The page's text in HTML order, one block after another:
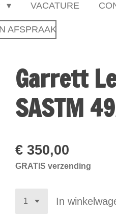
VACATURE
AFSPRAAK
Garrett
SASTM
€ 350,00
GRATIS verzending
In